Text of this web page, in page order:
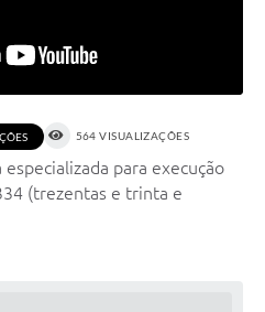
564 VISUALIZAÇÕES
para execução
(trezentas e trinta e